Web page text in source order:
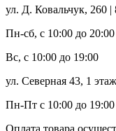
ул. Д. Ковальчук, 260 |
Пн-сб, с 10:00 до 20:00
Вс, с 10:00 до 19:00
ул. Северная 43, 1
Пн-Пт с 10:00 до 19:00
Оплата товара